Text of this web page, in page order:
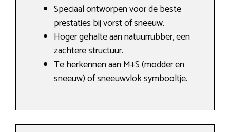
Speciaal ontworpen voor de beste
prestaties bij vorst of sneeuw.
Hoger gehalte aan natuurrubber, een
zachtere structuur.
Te herkennen aan M+S (modder en
sneeuw) of sneeuwvlok symbooltje.